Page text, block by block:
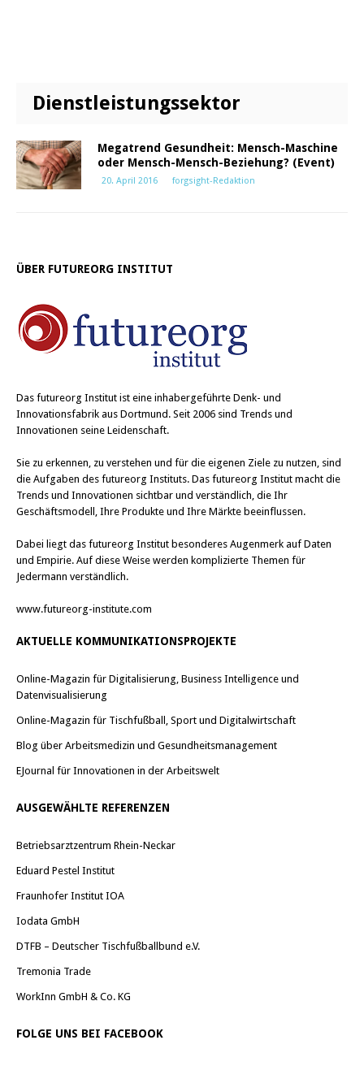
Dienstleistungssektor
Megatrend Gesundheit: Mensch-Maschine
oder Mensch-Mensch-Beziehung? (Event)
20. April 2016 forgsight-Redaktion
ÜBER FUTUREORG INSTITUT
Das futureorg Institut ist eine inhabergeführte Denk- und
Innovationsfabrik aus Dortmund. Seit 2006 sind Trends und
Innovationen seine Leidenschaft.
Sie zu erkennen, zu verstehen und für die eigenen Ziele zu nutzen, sind
die Aufgaben des futureorg Instituts. Das futureorg Institut macht die
Trends und Innovationen sichtbar und verständlich, die Ihr
Geschäftsmodell, Ihre Produkte und Ihre Märkte beeinflussen.
Dabei liegt das futureorg Institut besonderes Augenmerk auf Daten
und Empirie. Auf diese Weise werden komplizierte Themen für
Jedermann verständlich.
www.futureorg-institute.com
AKTUELLE KOMMUNIKATIONSPROJEKTE
Online-Magazin für Digitalisierung, Business Intelligence und
Datenvisualisierung
Online-Magazin für Tischfußball, Sport und Digitalwirtschaft
Blog über Arbeitsmedizin und Gesundheitsmanagement
EJournal für Innovationen in der Arbeitswelt
AUSGEWÄHLTE REFERENZEN
Betriebsarztzentrum Rhein-Neckar
Eduard Pestel Institut
Fraunhofer Institut IOA
Iodata GmbH
DTFB – Deutscher Tischfußballbund e.V.
Tremonia Trade
WorkInn GmbH & Co. KG
FOLGE UNS BEI FACEBOOK